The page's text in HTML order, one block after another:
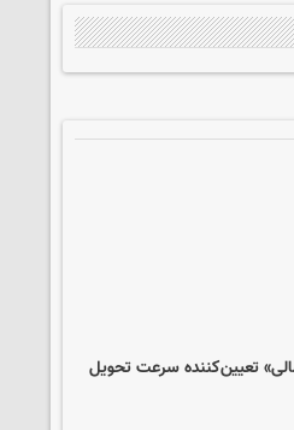
«تعهدات مالی» تعیین‌کننده سرعت تحویل